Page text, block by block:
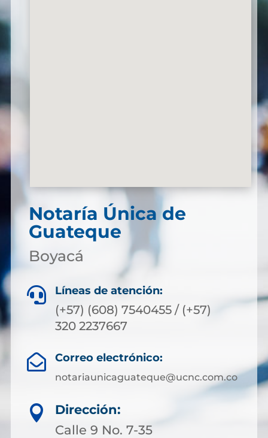
Notaría Única de
Guateque
Boyacá
 Líneas de atención:
(+57) (608) 7540455 / (+57)
320 2237667
 Correo electrónico:
notariaunicaguateque@ucnc.com.co

Dirección:
Calle 9 No. 7-35